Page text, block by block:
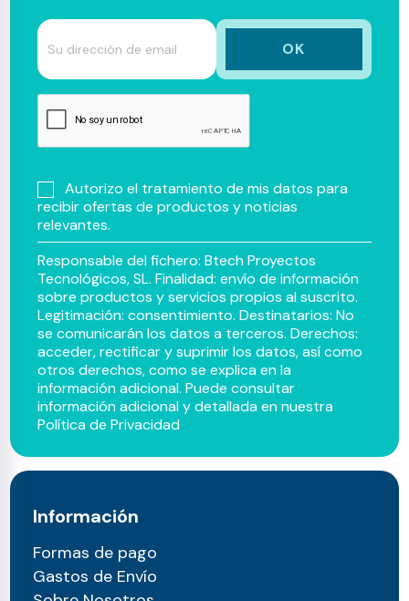
Autorizo el tratamiento de mis datos para
recibir ofertas de productos y noticias
relevantes.
Responsable del fichero: Btech Proyectos
Tecnológicos, SL. Finalidad: envío de información
sobre productos y servicios propios al suscrito.
Legitimación: consentimiento. Destinatarios: No
se comunicarán los datos a terceros. Derechos:
acceder, rectificar y suprimir los datos, así como
otros derechos, como se explica en la
información adicional. Puede consultar
información adicional y detallada en nuestra
Política de Privacidad
Información
Formas de pago
Gastos de Envío